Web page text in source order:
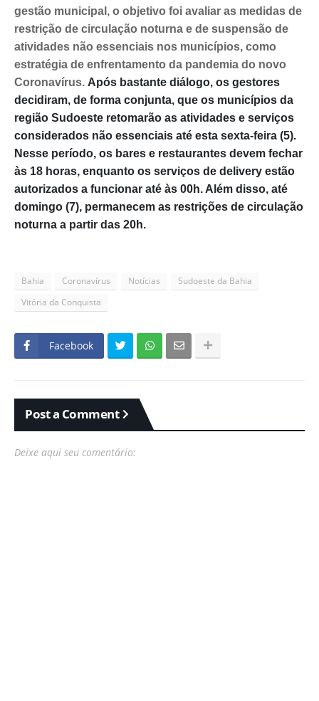
gestão municipal, o objetivo foi avaliar as medidas de
restrição de circulação noturna e de suspensão de
atividades não essenciais nos municípios, como
estratégia de enfrentamento da pandemia do novo
Coronavírus. Após bastante diálogo, os gestores
decidiram, de forma conjunta, que os municípios da
região Sudoeste retomarão as atividades e serviços
considerados não essenciais até esta sexta-feira (5).
Nesse período, os bares e restaurantes devem fechar
às 18 horas, enquanto os serviços de delivery estão
autorizados a funcionar até às 00h. Além disso, até
domingo (7), permanecem as restrições de circulação
noturna a partir das 20h.
Bahia Coronavírus Notícias
Sudoeste da Bahia
Vitória da Conquista
Facebook
Post a Comment
Deixe aqui seu comentário: